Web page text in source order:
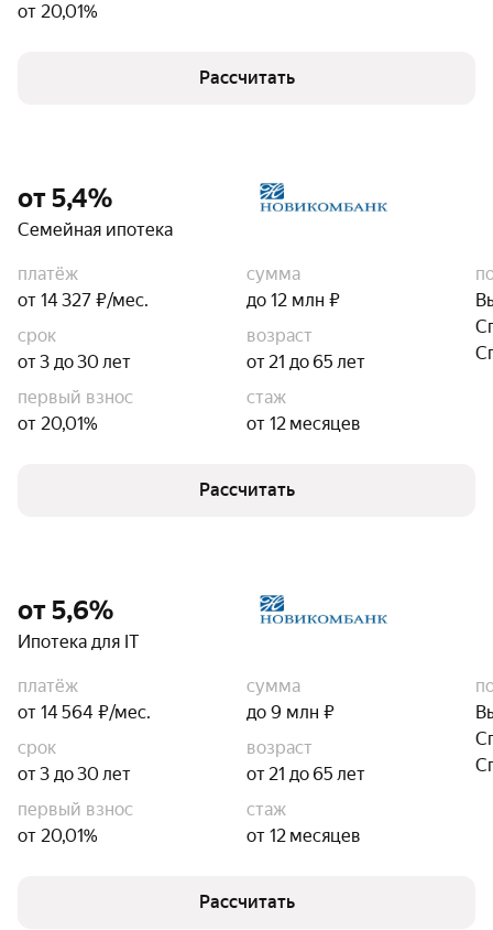
от 20,01%
Рассчитать
от 5,4%
Семейная ипотека
платёж
от 14 327 ₽/мес.
сумма
до 12 млн ₽
срок
от 3 до 30 лет
возраст
от 21 до 65 лет
первый взнос
от 20,01%
стаж
от 12 месяцев
Рассчитать
от 5,6%
Ипотека для IT
платёж
от 14 564 ₽/мес.
сумма
до 9 млн ₽
срок
от 3 до 30 лет
возраст
от 21 до 65 лет
первый взнос
от 20,01%
стаж
от 12 месяцев
Рассчитать